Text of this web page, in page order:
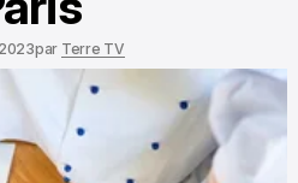
par Terre TV